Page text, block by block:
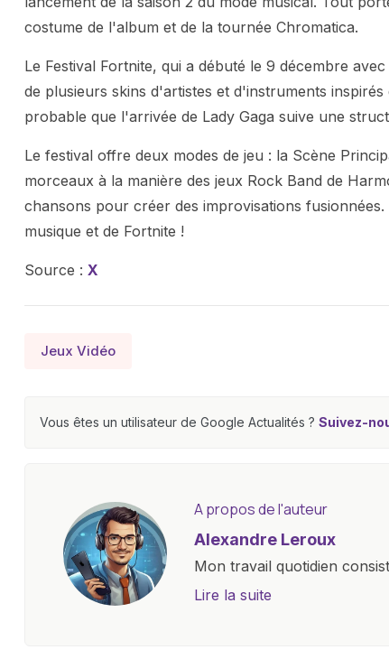
costume de l'album et de la tournée Chromatica.
Le Festival Fortnite, qui a débuté le 9 décembre
de plusieurs skins d'artistes et d'instruments
probable que l'arrivée de Lady Gaga suive une
Le festival offre deux modes de jeu : la Scène
morceaux à la manière des jeux Rock Band de
chansons pour créer des improvisations
musique et de Fortnite !
Source : X
Jeux Vidéo
Vous êtes un utilisateur de Google Actualités ? Suivez-
A propos de l'auteur
Alexandre Leroux
Mon travail quotidien
objectives, à couvrir des
Lire la suite